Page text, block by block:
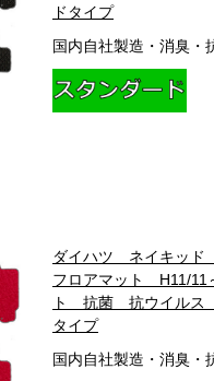
ドタイプ
国内自社製造・消臭・
ダイハツ ネイキッ
フロアマット H11/
ト 抗菌 抗ウイル
タイプ
国内自社製造・消臭・